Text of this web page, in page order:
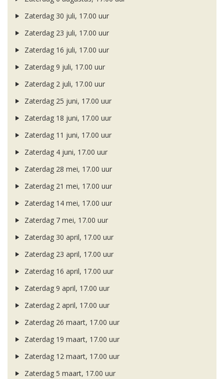
Zaterdag 30 juli, 17.00 uur
Zaterdag 23 juli, 17.00 uur
Zaterdag 16 juli, 17.00 uur
Zaterdag 9 juli, 17.00 uur
Zaterdag 2 juli, 17.00 uur
Zaterdag 25 juni, 17.00 uur
Zaterdag 18 juni, 17.00 uur
Zaterdag 11 juni, 17.00 uur
Zaterdag 4 juni, 17.00 uur
Zaterdag 28 mei, 17.00 uur
Zaterdag 21 mei, 17.00 uur
Zaterdag 14 mei, 17.00 uur
Zaterdag 7 mei, 17.00 uur
Zaterdag 30 april, 17.00 uur
Zaterdag 23 april, 17.00 uur
Zaterdag 16 april, 17.00 uur
Zaterdag 9 april, 17.00 uur
Zaterdag 2 april, 17.00 uur
Zaterdag 26 maart, 17.00 uur
Zaterdag 19 maart, 17.00 uur
Zaterdag 12 maart, 17.00 uur
Zaterdag 5 maart, 17.00 uur